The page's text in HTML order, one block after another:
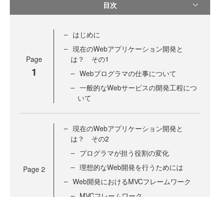
目次
Page
1
はじめに
現在のWebアプリケーション開発と
は？ その1
Webプログラマの仕事について
一般的なWebサービスの開発工程につ
いて
Page 2
現在のWebアプリケーション開発と
は？ その2
プログラマが担う役割の変化
理想的なWeb開発を行うためには
Web開発におけるMVCフレームワーク